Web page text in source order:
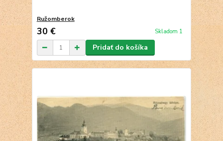
Ružomberok
30 € Skladom 1
Pridať do košíka